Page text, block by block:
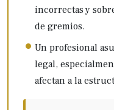
incorrectas y
de gremios.
Un profesional
legal,
afectan a la